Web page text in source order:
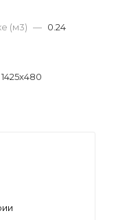
(м3) — 0.24
1425х480